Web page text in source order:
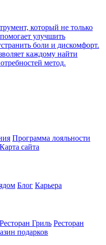
который не только
улучшить
боли и дискомфорт.
каждому найти
метод.
Программа лояльности
Карта сайта
Блог Карьера
Ресторан Гриль Ресторан
подарков